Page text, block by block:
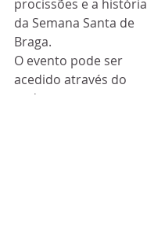
procissões e a história
da Semana Santa de
Braga.
O evento pode ser
acedido através do
endereço: